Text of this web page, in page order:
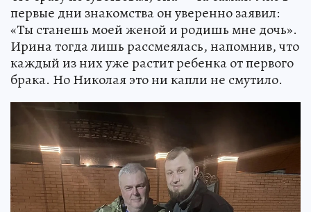
первые дни знакомства он уверенно заявил:
«Ты станешь моей женой и родишь мне дочь».
Ирина тогда лишь рассмеялась, напомнив, что
каждый из них уже растит ребенка от первого
брака. Но Николая это ни капли не смутило.